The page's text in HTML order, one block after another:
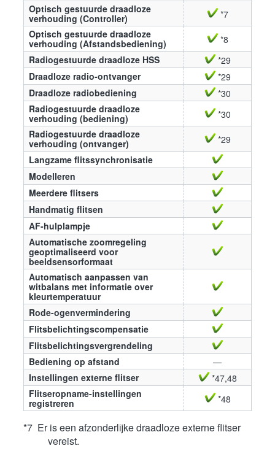
Optisch gestuurde draadloze
verhouding (Controller)
*7
Optisch gestuurde draadloze
verhouding (Afstandsbediening)
*8
Radiogestuurde draadloze HSS
*29
Draadloze radio-ontvanger
*29
Draadloze radiobediening
*30
Radiogestuurde draadloze
verhouding (bediening)
*30
Radiogestuurde draadloze
verhouding (ontvanger)
*29
Langzame flitssynchronisatie
Modelleren
Meerdere flitsers
Handmatig flitsen
AF-hulplampje
Automatische zoomregeling
geoptimaliseerd voor
beeldsensorformaat
Automatisch aanpassen van
witbalans met informatie over
kleurtemperatuur
Rode-ogenvermindering
Flitsbelichtingscompensatie
Flitsbelichtingsvergrendeling
Bediening op afstand
—
Instellingen externe flitser
*47,48
Flitseropname-instellingen
registreren
*48
*7 Er is een afzonderlijke draadloze externe flitser
vereist.